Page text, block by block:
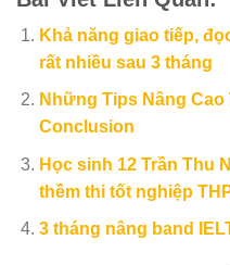
Khả năng giao tiếp,
rất nhiều sau 3 tháng
Những Tips Nâng Cao
Conclusion
Học sinh 12 Trần Thu
thềm thi tốt nghiệp
3 tháng nâng band